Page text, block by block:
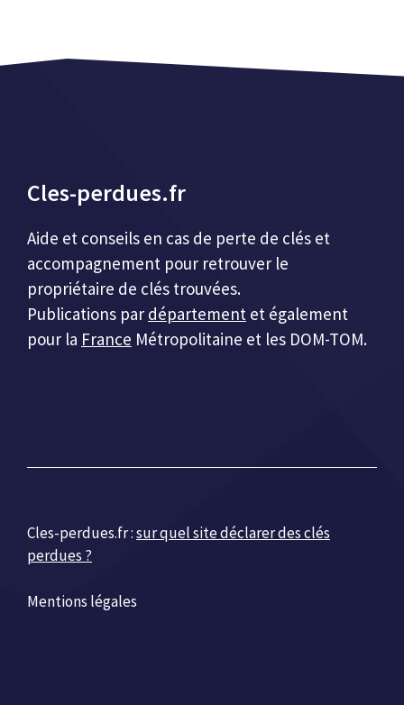
Cles-perdues.fr
Aide et conseils en cas de perte de clés et
accompagnement pour retrouver le
propriétaire de clés trouvées.
Publications par département et également
pour la France Métropolitaine et les DOM-TOM.
Cles-perdues.fr :sur quel site déclarer des clés
perdues ?
Mentions légales